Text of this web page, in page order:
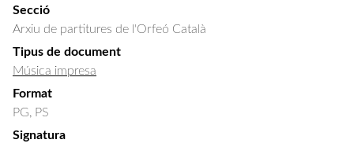
Secció
Arxiu de partitures de l'Orfeó Català
Tipus de document
Música impresa
Format
PG, PS
Signatura